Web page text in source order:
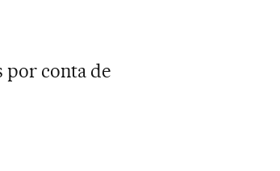
por conta de